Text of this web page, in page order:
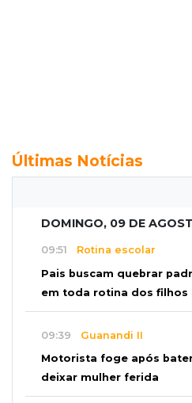
Últimas Notícias
DOMINGO, 09 DE
09:51 Rotina escolar
Pais buscam quebrar
em toda rotina dos filhos
09:39 Guanandi II
Motorista foge após
deixar mulher ferida